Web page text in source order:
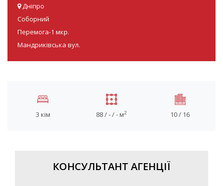
Дніпро
Соборний
Перемога-1 мкр.
Мандриківська вул.
3 кім 88 / - / - м2 10 / 16
КОНСУЛЬТАНТ АГЕНЦІЇ